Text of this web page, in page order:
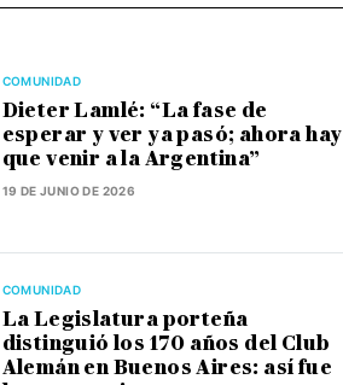
COMUNIDAD
Dieter Lamlé: “La fase de
esperar y ver ya pasó; ahora hay
que venir a la Argentina”
19 DE JUNIO DE 2026
COMUNIDAD
La Legislatura porteña
distinguió los 170 años del Club
Alemán en Buenos Aires: así fue